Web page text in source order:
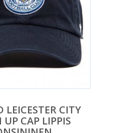
LEICESTER CITY
UP CAP LIPPIS